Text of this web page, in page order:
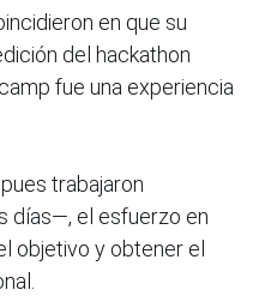
en que su
del hackathon
fue una experiencia
trabajaron
días—, el esfuerzo en
objetivo y obtener el